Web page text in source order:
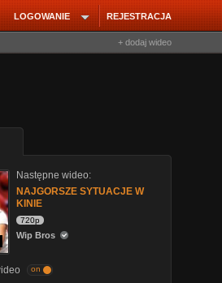
REJESTRACJA
LOGOWANIE
+ dodaj wideo
Następne wideo:
NAJGORSZE SYTUACJE W
KINIE
720p
Wip Bros
on